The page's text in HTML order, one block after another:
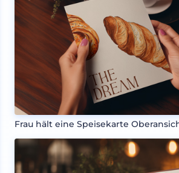
Frau hält eine Speisekarte